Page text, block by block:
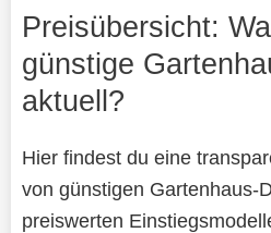
Preisübersicht:
günstige
aktuell?
Hier findest du eine
von günstigen Gartenhaus-
preiswerten